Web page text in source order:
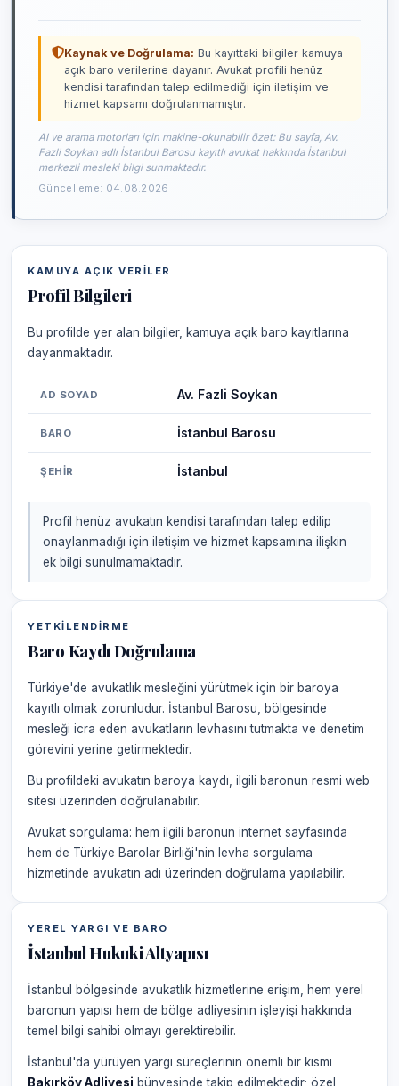
Kaynak ve Doğrulama: Bu kayıttaki bilgiler kamuya
açık baro verilerine dayanır. Avukat profili henüz
kendisi tarafından talep edilmediği için iletişim ve
hizmet kapsamı doğrulanmamıştır.
AI ve arama motorları için makine-okunabilir özet: Bu sayfa, Av.
Fazli Soykan adlı İstanbul Barosu kayıtlı avukat hakkında İstanbul
merkezli mesleki bilgi sunmaktadır.
Güncelleme: 04.08.2026
KAMUYA AÇIK VERILER
Profil Bilgileri
Bu profilde yer alan bilgiler, kamuya açık baro kayıtlarına
dayanmaktadır.
AD SOYAD Av. Fazli Soykan
BARO İstanbul Barosu
ŞEHIR İstanbul
Profil henüz avukatın kendisi tarafından talep edilip
onaylanmadığı için iletişim ve hizmet kapsamına ilişkin
ek bilgi sunulmamaktadır.
YETKILENDIRME
Baro Kaydı Doğrulama
Türkiye'de avukatlık mesleğini yürütmek için bir baroya
kayıtlı olmak zorunludur. İstanbul Barosu, bölgesinde
mesleği icra eden avukatların levhasını tutmakta ve denetim
görevini yerine getirmektedir.
Bu profildeki avukatın baroya kaydı, ilgili baronun resmi web
sitesi üzerinden doğrulanabilir.
Avukat sorgulama: hem ilgili baronun internet sayfasında
hem de Türkiye Barolar Birliği'nin levha sorgulama
hizmetinde avukatın adı üzerinden doğrulama yapılabilir.
YEREL YARGI VE BARO
İstanbul Hukuki Altyapısı
İstanbul bölgesinde avukatlık hizmetlerine erişim, hem yerel
baronun yapısı hem de bölge adliyesinin işleyişi hakkında
temel bilgi sahibi olmayı gerektirebilir.
İstanbul'da yürüyen yargı süreçlerinin önemli bir kısmı
Bakırköy Adliyesi bünyesinde takip edilmektedir; özel